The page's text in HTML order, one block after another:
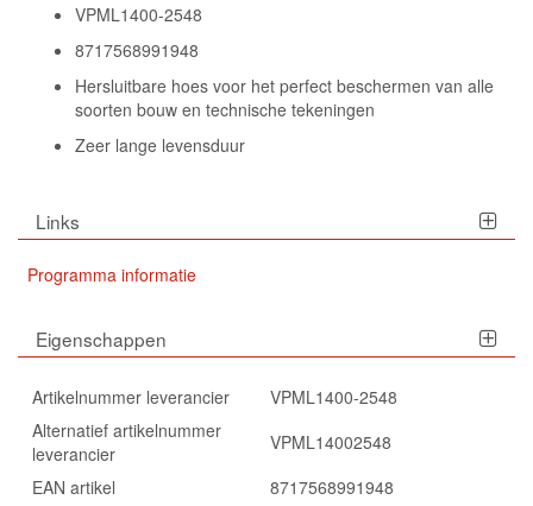
VPML1400-2548
8717568991948
Hersluitbare hoes voor het perfect beschermen van alle
soorten bouw en technische tekeningen
Zeer lange levensduur
Links
Programma informatie
Eigenschappen
Artikelnummer leverancier
VPML1400-2548
Alternatief artikelnummer
leverancier
VPML14002548
EAN artikel
8717568991948